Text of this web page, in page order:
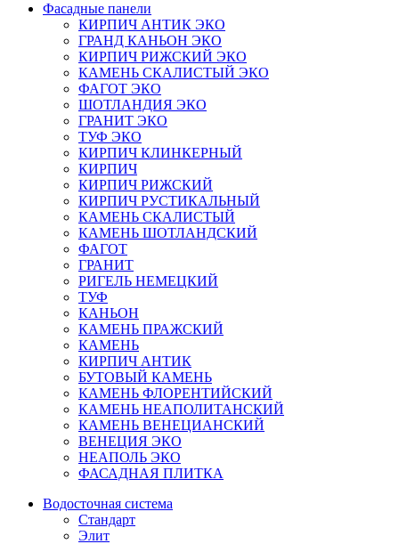
Фасадные панели
КИРПИЧ АНТИК ЭКО
ГРАНД КАНЬОН ЭКО
КИРПИЧ РИЖСКИЙ ЭКО
КАМЕНЬ СКАЛИСТЫЙ ЭКО
ФАГОТ ЭКО
ШОТЛАНДИЯ ЭКО
ГРАНИТ ЭКО
ТУФ ЭКО
КИРПИЧ КЛИНКЕРНЫЙ
КИРПИЧ
КИРПИЧ РИЖСКИЙ
КИРПИЧ РУСТИКАЛЬНЫЙ
КАМЕНЬ СКАЛИСТЫЙ
КАМЕНЬ ШОТЛАНДСКИЙ
ФАГОТ
ГРАНИТ
РИГЕЛЬ НЕМЕЦКИЙ
ТУФ
КАНЬОН
КАМЕНЬ ПРАЖСКИЙ
КАМЕНЬ
КИРПИЧ АНТИК
БУТОВЫЙ КАМЕНЬ
КАМЕНЬ ФЛОРЕНТИЙСКИЙ
КАМЕНЬ НЕАПОЛИТАНСКИЙ
КАМЕНЬ ВЕНЕЦИАНСКИЙ
ВЕНЕЦИЯ ЭКО
НЕАПОЛЬ ЭКО
ФАСАДНАЯ ПЛИТКА
Водосточная система
Стандарт
Элит